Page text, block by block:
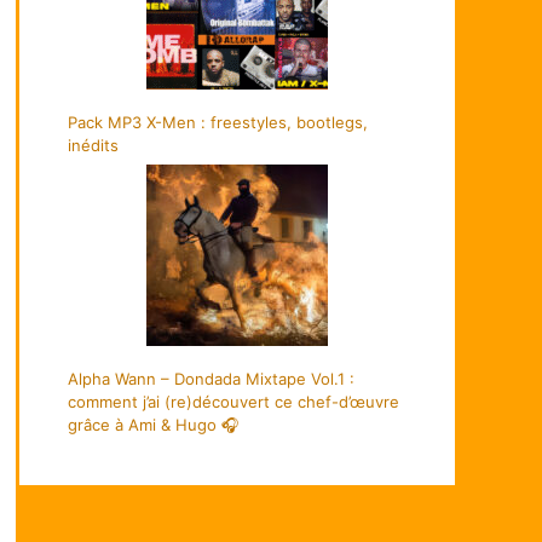
Pack MP3 X-Men : freestyles, bootlegs,
inédits
Alpha Wann – Dondada Mixtape Vol.1 :
comment j’ai (re)découvert ce chef-d’œuvre
grâce à Ami & Hugo 🎧